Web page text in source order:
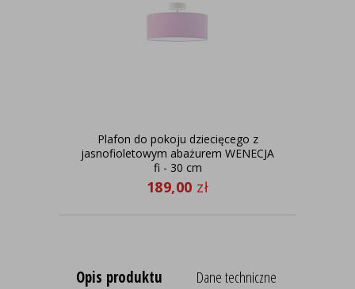
Plafon do pokoju dziecięcego z
jasnofioletowym abażurem WENECJA
fi - 30 cm
189,00 zł
Opis produktu Dane techniczne